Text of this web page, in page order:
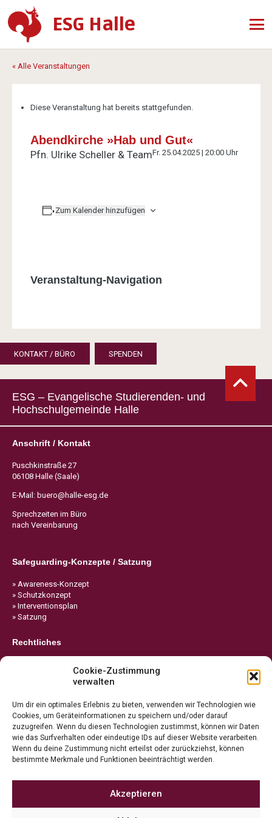
Cookie-Zustimmung
verwalten
Um dir ein optimales Erlebnis zu bieten, verwenden wir Technologien wie
Cookies, um Geräteinformationen zu speichern und/oder darauf
zuzugreifen. Wenn du diesen Technologien zustimmst, können wir Daten
wie das Surfverhalten oder eindeutige IDs auf dieser Website verarbeiten.
Wenn du deine Zustimmung nicht erteilst oder zurückziehst, können
bestimmte Merkmale und Funktionen beeinträchtigt werden.
Akzeptieren
ESG Halle
« Alle Veranstaltungen
Diese Veranstaltung hat bereits stattgefunden.
Abendkirche »Hab und Gut«
Pfn. Ulrike Scheller & TeamFr. 25.04.2025 | 20:00 Uhr
Zum Kalender hinzufügen
Veranstaltung-Navigation
KONTAKT / BÜRO SPENDEN
ESG – Evangelische Studierenden- und
Hochschulgemeinde Halle
Anschrift / Kontakt
Puschkinstraße 27
06108 Halle (Saale)
E-Mail: buero@halle-esg.de
Sprechzeiten im Büro
nach Vereinbarung
Safeguarding-Konzepte / Satzung
» Awareness-Konzept
» Schutzkonzept
» Interventionsplan
» Satzung
Rechtliches
» Cookie-Richtlinie